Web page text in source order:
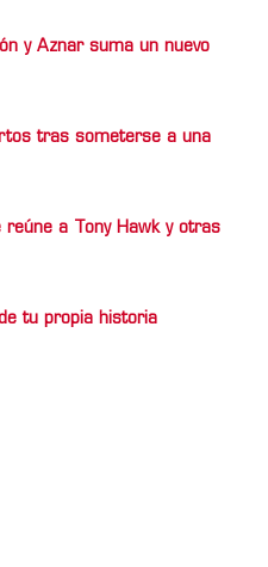
y Aznar suma un nuevo
tras someterse a una
reúne a Tony Hawk y otras
tu propia historia